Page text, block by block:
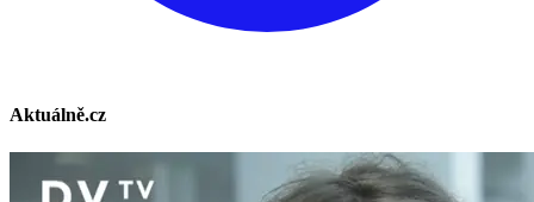
Aktuálně.cz